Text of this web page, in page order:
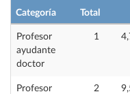
Categoría Total
Profesor
ayudante
doctor
1
Profesor
2